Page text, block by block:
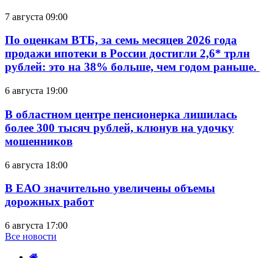
7 августа 09:00
По оценкам ВТБ, за семь месяцев 2026 года
продажи ипотеки в России достигли 2,6* трлн
рублей: это на 38% больше, чем годом раньше.
6 августа 19:00
В областном центре пенсионерка лишилась
более 300 тысяч рублей, клюнув на удочку
мошенников
6 августа 18:00
В ЕАО значительно увеличены объемы
дорожных работ
6 августа 17:00
Все новости